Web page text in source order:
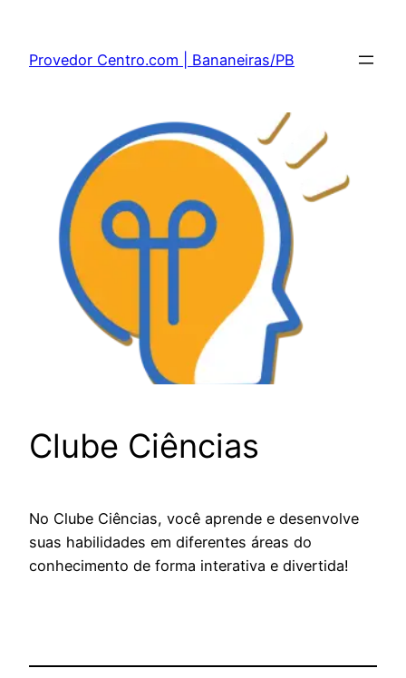
Provedor Centro.com | Bananeiras/PB
Clube Ciências
No Clube Ciências, você aprende e desenvolve
suas habilidades em diferentes áreas do
conhecimento de forma interativa e divertida!